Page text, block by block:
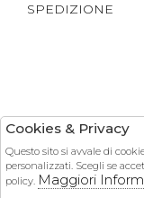
SPEDIZIONE
Cookies & Privacy
Questo sito si avvale di
personalizzati. Scegli se
policy. Maggiori